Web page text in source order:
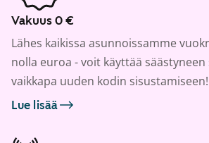
Vakuus 0 €
Lähes kaikissa asunnoissamme
nolla euroa - voit käyttää
vaikkapa uuden kodin sisustamiseen!
Lue lisää